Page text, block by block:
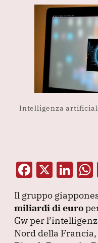
Intelligenza
F
c
e
b
X Li
k
e
dI
Il gruppo
miliardi di euro
Gw per
Nord della Francia,